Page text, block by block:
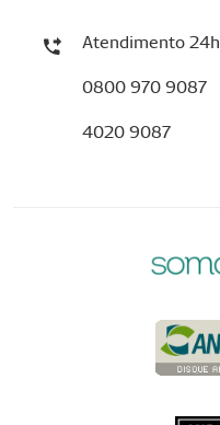
Atendimento 24h
0800 970 9087
4020 9087